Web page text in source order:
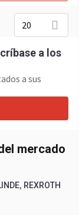
20
a los
a sus
mercado
, REXROTH